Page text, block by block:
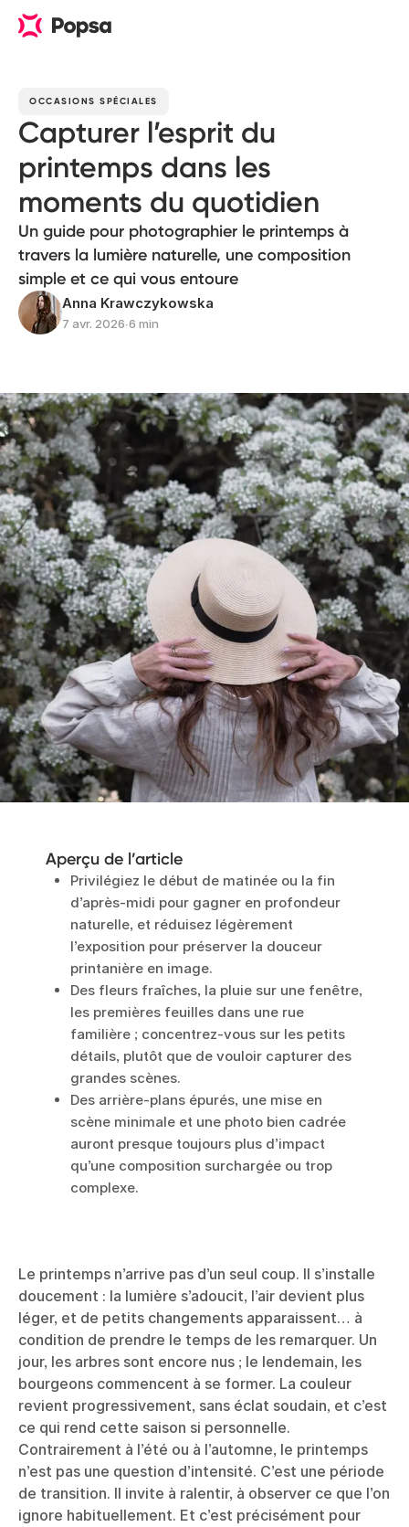
OCCASIONS SPÉCIALES
Capturer l’esprit du
printemps dans les
moments du quotidien
Un guide pour photographier le printemps à
travers la lumière naturelle, une composition
simple et ce qui vous entoure
Anna Krawczykowska
7 avr. 2026∙6 min
Aperçu de l’article
Privilégiez le début de matinée ou la fin
d’après-midi pour gagner en profondeur
naturelle, et réduisez légèrement
l’exposition pour préserver la douceur
printanière en image.
Des fleurs fraîches, la pluie sur une fenêtre,
les premières feuilles dans une rue
familière ; concentrez-vous sur les petits
détails, plutôt que de vouloir capturer des
grandes scènes.
Des arrière-plans épurés, une mise en
scène minimale et une photo bien cadrée
auront presque toujours plus d’impact
qu’une composition surchargée ou trop
complexe.
Le printemps n’arrive pas d’un seul coup. Il s’installe
doucement : la lumière s’adoucit, l’air devient plus
léger, et de petits changements apparaissent… à
condition de prendre le temps de les remarquer. Un
jour, les arbres sont encore nus ; le lendemain, les
bourgeons commencent à se former. La couleur
revient progressivement, sans éclat soudain, et c’est
ce qui rend cette saison si personnelle.
Contrairement à l’été ou à l’automne, le printemps
n’est pas une question d’intensité. C’est une période
de transition. Il invite à ralentir, à observer ce que l’on
ignore habituellement. Et c’est précisément pour